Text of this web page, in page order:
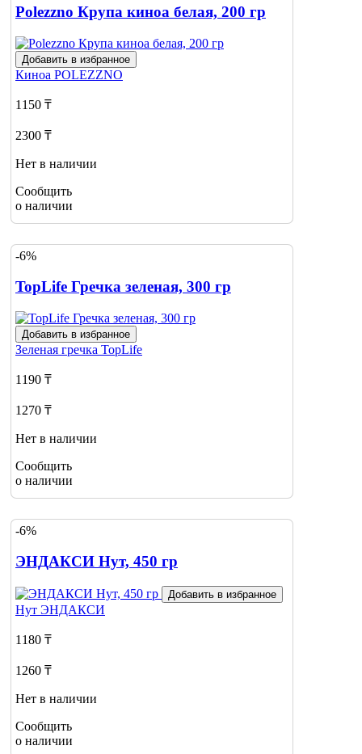
Polezzno Крупа киноа белая, 200 гр
Добавить в избранное
Киноа POLEZZNO
1150 ₸
2300 ₸
Нет в наличии
Сообщить
о наличии
-6%
TopLife Гречка зеленая, 300 гр
Добавить в избранное
Зеленая гречка TopLife
1190 ₸
1270 ₸
Нет в наличии
Сообщить
о наличии
-6%
ЭНДАКСИ Нут, 450 гр
Добавить в избранное
Нут ЭНДАКСИ
1180 ₸
1260 ₸
Нет в наличии
Сообщить
о наличии